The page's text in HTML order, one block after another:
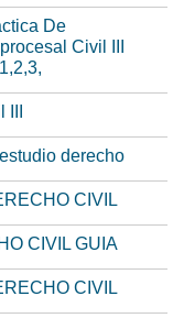
De
Civil III
derecho
CIVIL
CIVIL GUIA
CIVIL